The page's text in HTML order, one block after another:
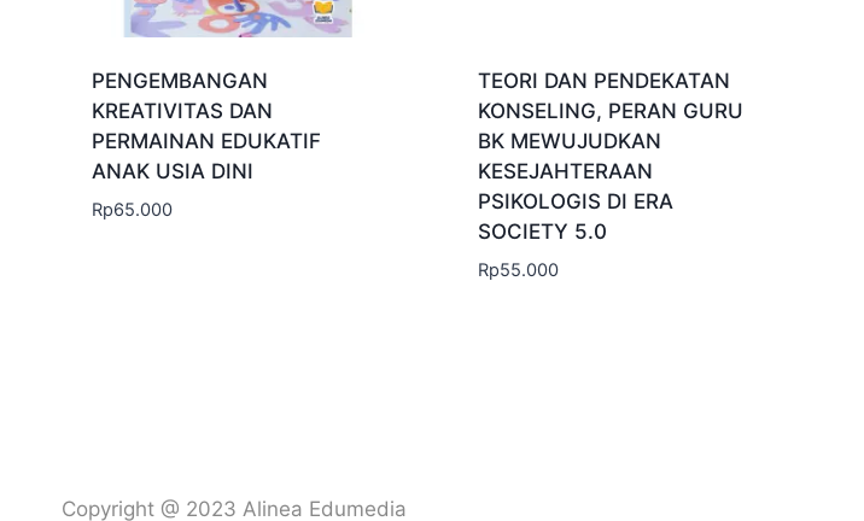
PENGEMBANGAN
KREATIVITAS DAN
PERMAINAN EDUKATIF
ANAK USIA DINI
Rp65.000
TEORI DAN PENDEKATAN
KONSELING, PERAN GURU
BK MEWUJUDKAN
KESEJAHTERAAN
PSIKOLOGIS DI ERA
SOCIETY 5.0
Rp55.000
Copyright @ 2023 Alinea Edumedia